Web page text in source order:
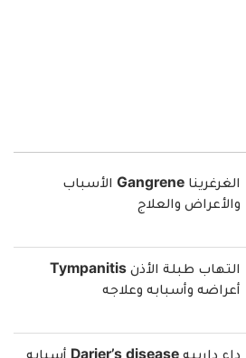
الغرغرينا Gangrene الأسباب
والأعراض والعلاج
التهاب طبلة الأذن Tympanitis
أعراضه وأسبابه وعلاجه